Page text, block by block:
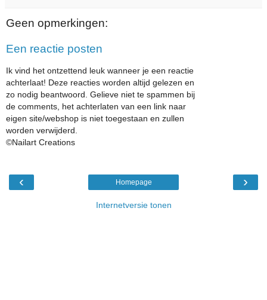
Geen opmerkingen:
Een reactie posten
Ik vind het ontzettend leuk wanneer je een reactie
achterlaat! Deze reacties worden altijd gelezen en
zo nodig beantwoord. Gelieve niet te spammen bij
de comments, het achterlaten van een link naar
eigen site/webshop is niet toegestaan en zullen
worden verwijderd.
©Nailart Creations
‹ ›
Homepage
Internetversie tonen